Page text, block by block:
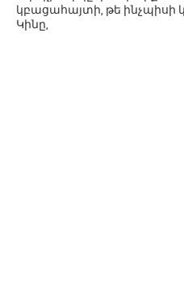
կբացահայտի, թե ինչպիսի
Կինը,